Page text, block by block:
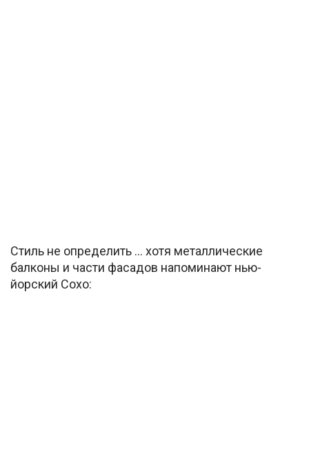
Стиль не определить … хотя металлические
балконы и части фасадов напоминают нью-
йорский Сохо: